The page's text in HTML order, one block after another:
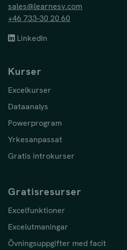
sales@learnesy.com
+46 733-30 20 60
LinkedIn
Kurser
Excelkurser
Dataanalys
Powerprogram
Yrkesanpassat
Gratis introkurser
Gratisresurser
Excelfunktioner
Excelutmaningar
Övningsuppgifter med facit